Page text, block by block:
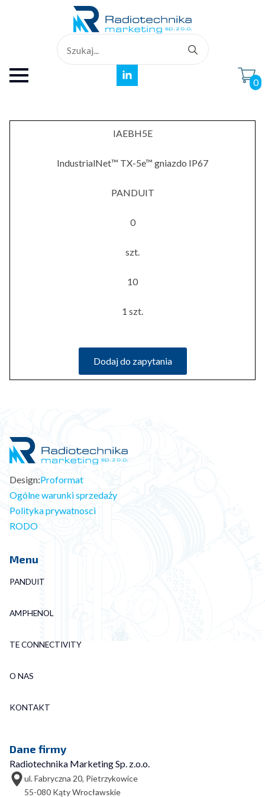
for:
0
IAEBH5E
IndustrialNet™ TX-5e™ gniazdo IP67
PANDUIT
0
szt.
10
1 szt.
Dodaj do zapytania
Design:Proformat
Ogólne warunki sprzedaży
Polityka prywatnosci
RODO
Menu
PANDUIT
AMPHENOL
TE CONNECTIVITY
O NAS
KONTAKT
Dane firmy
Radiotechnika Marketing Sp. z.o.o.
ul. Fabryczna 20, Pietrzykowice
55-080 Kąty Wrocławskie